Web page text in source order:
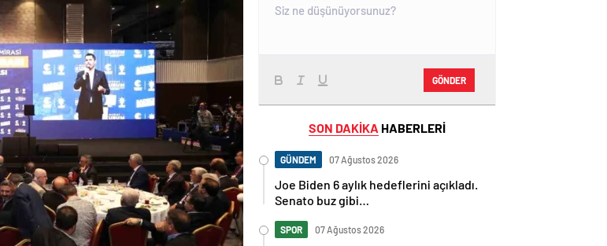
GÖNDER
SON DAKİKA HABERLERİ
GÜNDEM 07 Ağustos 2026
Joe Biden 6 aylık hedeflerini açıkladı.
Senato buz gibi…
SPOR 07 Ağustos 2026